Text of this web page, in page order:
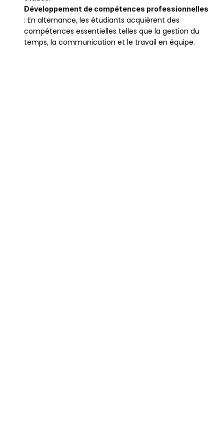
Développement de compétences professionnelles
: En alternance, les étudiants acquièrent des
compétences essentielles telles que la gestion du
temps, la communication et le travail en équipe.